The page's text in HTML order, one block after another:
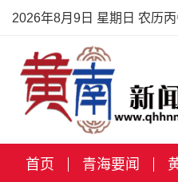
2026年8月9日 星期日 农历
首页 青海要闻